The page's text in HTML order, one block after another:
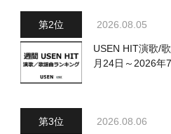
2026.08.05
USEN HIT演歌/
月24日～2026年
2026.08.06